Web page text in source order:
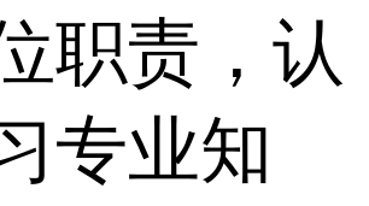
职责，认
专业知